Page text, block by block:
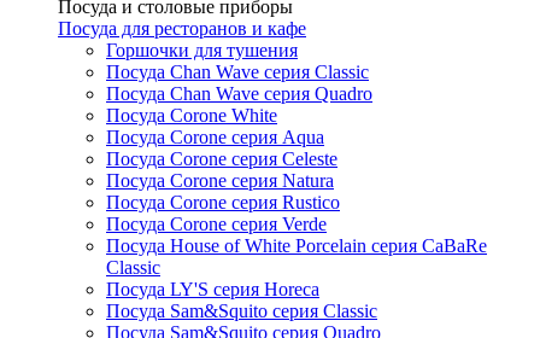
Посуда и столовые приборы
Посуда для ресторанов и кафе
Горшочки для тушения
Посуда Chan Wave серия Classic
Посуда Chan Wave серия Quadro
Посуда Corone White
Посуда Corone серия Aqua
Посуда Corone серия Celeste
Посуда Corone серия Natura
Посуда Corone серия Rustico
Посуда Corone серия Verde
Посуда House of White Porcelain серия CaBaRe
Classic
Посуда LY'S серия Horeca
Посуда Sam&Squito серия Classic
Посуда Sam&Squito серия Quadro